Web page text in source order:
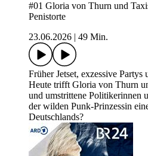
#01 Gloria von Thurn und
Penistorte
23.06.2026
49 Min.
Früher Jetset, exzessive
Heute trifft Gloria von Thurn
und umstrittene Politikerinnen
der wilden Punk-Prinzessin
Deutschlands?